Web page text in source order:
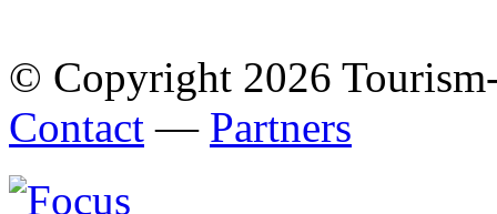
© Copyright 2026
Contact — Partners